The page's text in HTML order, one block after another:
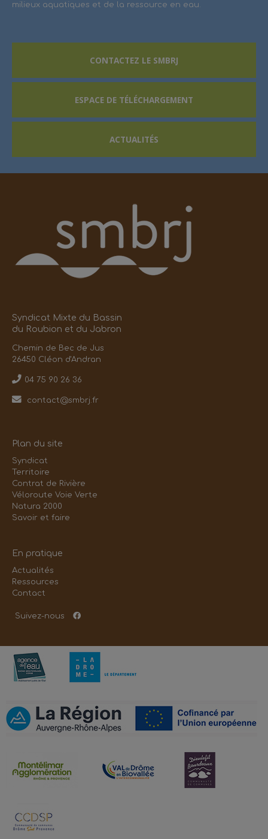
milieux aquatiques et de la ressource en eau.
CONTACTEZ LE SMBRJ
ESPACE DE TÉLÉCHARGEMENT
ACTUALITÉS
Syndicat Mixte du Bassin
du Roubion et du Jabron
Chemin de Bec de Jus
26450 Cléon d'Andran
04 75 90 26 36
contact@smbrj.fr
Plan du site
Syndicat
Territoire
Contrat de Rivière
Véloroute Voie Verte
Natura 2000
Savoir et faire
En pratique
Actualités
Ressources
Contact
Suivez-nous